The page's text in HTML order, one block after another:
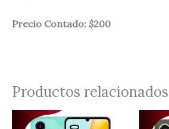
Precio Contado: $200
Productos relacionados